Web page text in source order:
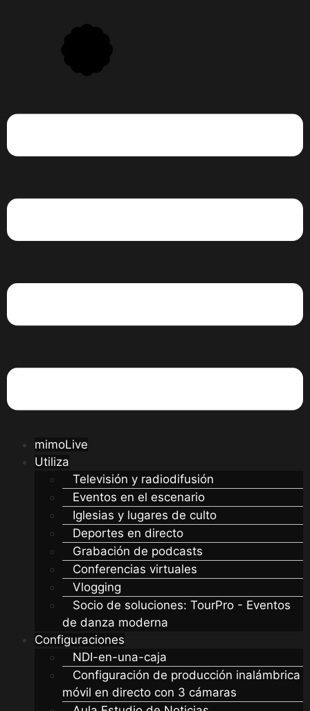
mimoLive
Utiliza
Televisión y radiodifusión
Eventos en el escenario
Iglesias y lugares de culto
Deportes en directo
Grabación de podcasts
Conferencias virtuales
Vlogging
Socio de soluciones: TourPro - Eventos
de danza moderna
Configuraciones
NDI-en-una-caja
Configuración de producción inalámbrica
móvil en directo con 3 cámaras